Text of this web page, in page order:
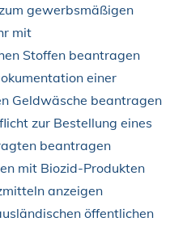
gewerbsmäßigen
mit
Stoffen beantragen
einer
Geldwäsche beantragen
zur Bestellung eines
beantragen
mit Biozid-Produkten
anzeigen
öffentlichen